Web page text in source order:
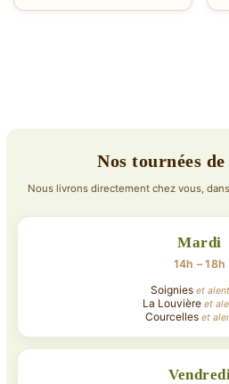
Nos tournées
Nous livrons directement chez vous,
Mardi
14h – 18h
Soignies et
La Louvière et
Courcelles et